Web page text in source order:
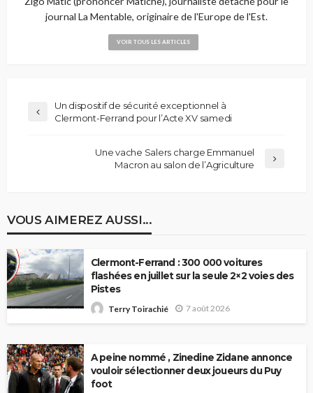
journal La Mentable, originaire de l'Europe de l'Est.
VOIR TOUS LES ARTICLES
Un dispositif de sécurité exceptionnel à
Clermont-Ferrand pour l’Acte XV samedi
Une vache Salers charge Emmanuel
Macron au salon de l’Agriculture
VOUS AIMEREZ AUSSI...
Clermont-Ferrand : 300 000 voitures
flashées en juillet sur la seule 2×2 voies des
Pistes
Terry Toirachié 7 août 2026
A peine nommé , Zinedine Zidane annonce
vouloir sélectionner deux joueurs du Puy
foot